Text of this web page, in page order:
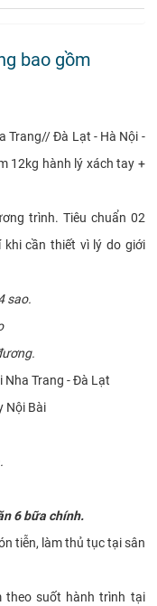
bao gồm
Trang// Đà Lạt - Hà Nội -
12kg hành lý xách tay +
trình. Tiêu chuẩn 02
cần thiết vì lý do giới
sao.
Nha Trang - Đà Lạt
Nội Bài
6 bữa chính.
tiễn, làm thủ tục tại sân
theo suốt hành trình tại